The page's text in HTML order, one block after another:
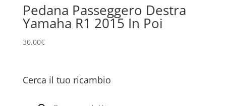
Pedana Passeggero Destra
Yamaha R1 2015 In Poi
30,00€
Cerca il tuo ricambio